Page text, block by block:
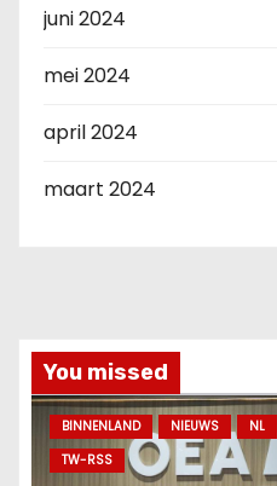
juni 2024
mei 2024
april 2024
maart 2024
You missed
BINNENLAND NIEUWS NL
TW-RSS